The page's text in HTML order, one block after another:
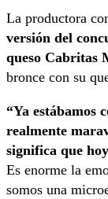
La productora
versión del
queso Cabritas
bronce con su
“Ya estábamos
realmente
significa que
Es enorme la
somos una